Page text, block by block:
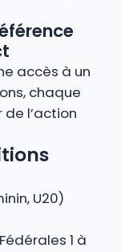
accès à un
chaque
l’action
U20)
1 à